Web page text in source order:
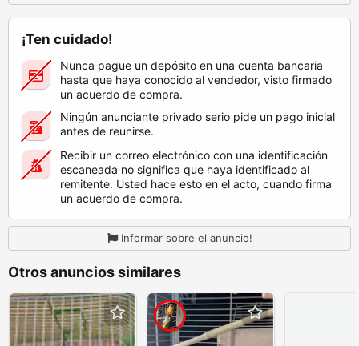
¡Ten cuidado!
Nunca pague un depósito en una cuenta bancaria
hasta que haya conocido al vendedor, visto firmado
un acuerdo de compra.
Ningún anunciante privado serio pide un pago inicial
antes de reunirse.
Recibir un correo electrónico con una identificación
escaneada no significa que haya identificado al
remitente. Usted hace esto en el acto, cuando firma
un acuerdo de compra.
Informar sobre el anuncio!
Otros anuncios similares